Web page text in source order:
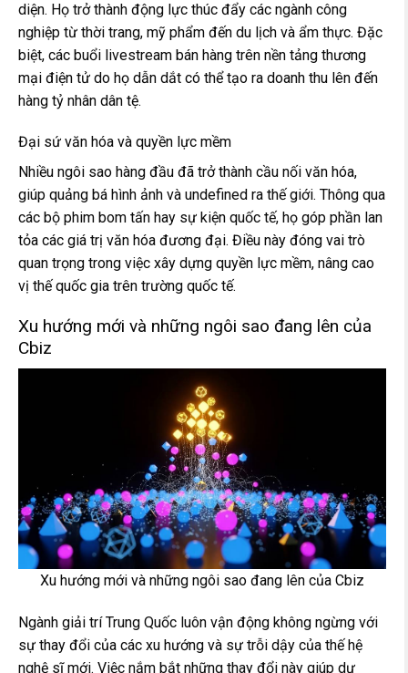
diện. Họ trở thành động lực thúc đẩy các ngành công
nghiệp từ thời trang, mỹ phẩm đến du lịch và ẩm thực. Đặc
biệt, các buổi livestream bán hàng trên nền tảng thương
mại điện tử do họ dẫn dắt có thể tạo ra doanh thu lên đến
hàng tỷ nhân dân tệ.
Đại sứ văn hóa và quyền lực mềm
Nhiều ngôi sao hàng đầu đã trở thành cầu nối văn hóa,
giúp quảng bá hình ảnh và undefined ra thế giới. Thông qua
các bộ phim bom tấn hay sự kiện quốc tế, họ góp phần lan
tỏa các giá trị văn hóa đương đại. Điều này đóng vai trò
quan trọng trong việc xây dựng quyền lực mềm, nâng cao
vị thế quốc gia trên trường quốc tế.
Xu hướng mới và những ngôi sao đang lên của
Cbiz
Xu hướng mới và những ngôi sao đang lên của Cbiz
Ngành giải trí Trung Quốc luôn vận động không ngừng với
sự thay đổi của các xu hướng và sự trỗi dậy của thế hệ
nghệ sĩ mới. Việc nắm bắt những thay đổi này giúp dự